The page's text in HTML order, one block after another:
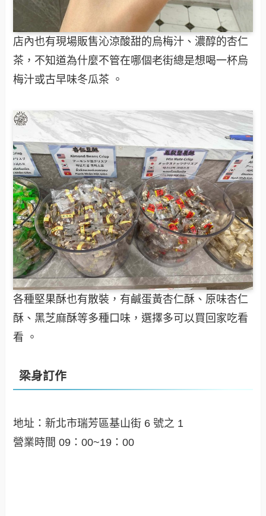
店內也有現場販售沁涼酸甜的烏梅汁、濃醇的杏仁
茶，不知道為什麼不管在哪個老街總是想喝一杯烏
梅汁或古早味冬瓜茶 。
各種堅果酥也有散裝，有鹹蛋黃杏仁酥、原味杏仁
酥、黑芝麻酥等多種口味，選擇多可以買回家吃看
看 。
梁身訂作
地址：新北市瑞芳區基山街 6 號之 1
營業時間 09：00~19：00